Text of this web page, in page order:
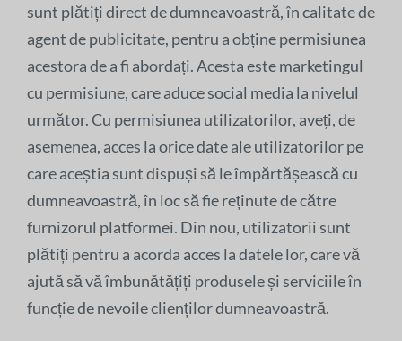
sunt plătiți direct de dumneavoastră, în calitate de
agent de publicitate, pentru a obține permisiunea
acestora de a fi abordați. Acesta este marketingul
cu permisiune, care aduce social media la nivelul
următor. Cu permisiunea utilizatorilor, aveți, de
asemenea, acces la orice date ale utilizatorilor pe
care aceștia sunt dispuși să le împărtășească cu
dumneavoastră, în loc să fie reținute de către
furnizorul platformei. Din nou, utilizatorii sunt
plătiți pentru a acorda acces la datele lor, care vă
ajută să vă îmbunătățiți produsele și serviciile în
funcție de nevoile clienților dumneavoastră.